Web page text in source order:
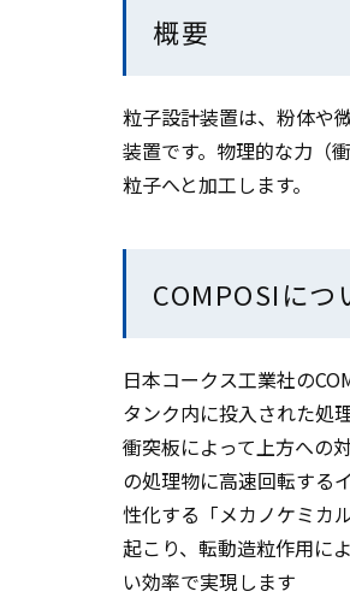
概要
粒子設計装置は、粉体や
装置です。物理的な力（
粒子へと加工します。
COMPOSIにつ
日本コークス工業社の
タンク内に投入された処
衝突板によって上方への
の処理物に高速回転する
性化する「メカノケミカ
起こり、転動造粒作用に
い効率で実現します